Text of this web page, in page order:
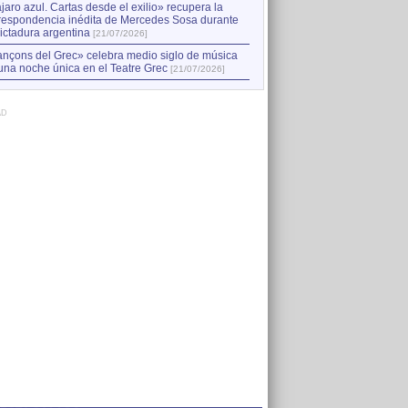
azul. Cartas desde el exilio» recupera la
inédita de Mercedes Sosa durante
argentina [21/07/2026]
del Grec» celebra medio siglo de música
noche única en el Teatre Grec [21/07/2026]